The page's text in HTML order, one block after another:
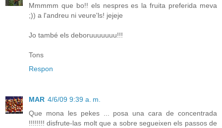
Mmmmm que bo!! els nespres es la fruita preferida meva
;)) a l'andreu ni veure'ls! jejeje
Jo també els deboruuuuuuu!!!
Tons
Respon
MAR 4/6/09 9:39 a. m.
Que mona les pekes ... posa una cara de concentrada
!!!!!!!! disfrute-las molt que a sobre segueixen els passos de